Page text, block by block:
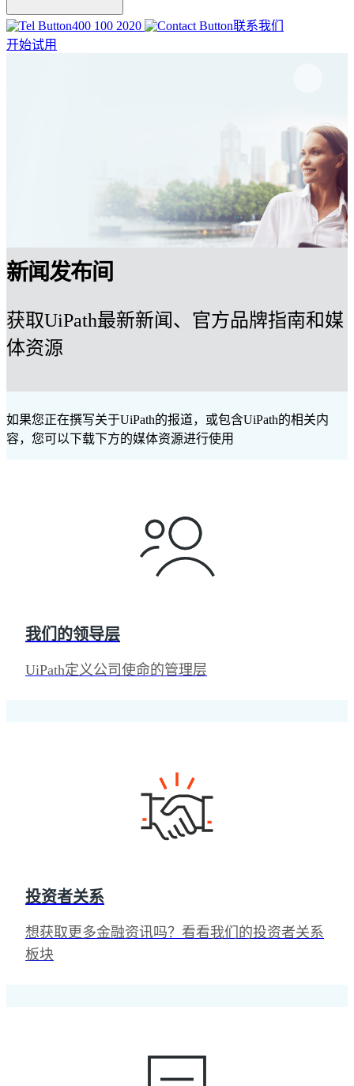
400 100 2020
联系我们
开始试用
新闻发布间
获取UiPath最新新闻、官方品牌指南和媒
体资源
如果您正在撰写关于UiPath的报道，或包含UiPath的相关内
容，您可以下载下方的媒体资源进行使用
我们的领导层
UiPath定义公司使命的管理层
投资者关系
想获取更多金融资讯吗？看看我们的投资者关系
板块